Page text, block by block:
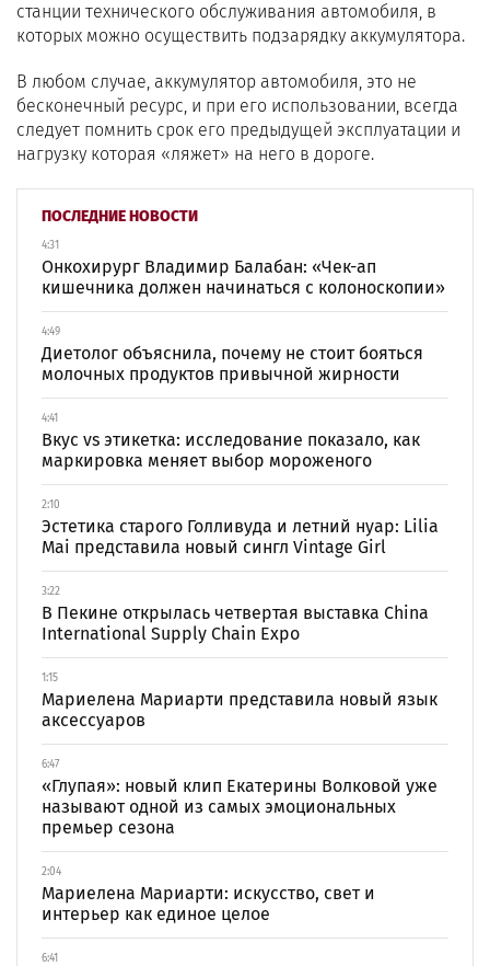
ПОСЛЕДНИЕ НОВОСТИ
4:31
Онкохирург Владимир Балабан: «Чек-ап
кишечника должен начинаться с колоноскопии»
4:49
Диетолог объяснила, почему не стоит бояться
молочных продуктов привычной жирности
4:41
Вкус vs этикетка: исследование показало, как
маркировка меняет выбор мороженого
2:10
Эстетика старого Голливуда и летний нуар: Lilia
Mai представила новый сингл Vintage Girl
3:22
В Пекине открылась четвертая выставка China
International Supply Chain Expo
1:15
Мариелена Мариарти представила новый язык
аксессуаров
6:47
«Глупая»: новый клип Екатерины Волковой уже
называют одной из самых эмоциональных
премьер сезона
2:04
Мариелена Мариарти: искусство, свет и
интерьер как единое целое
6:41
станции технического обслуживания автомобиля, в
которых можно осуществить подзарядку аккумулятора.
В любом случае, аккумулятор автомобиля, это не
бесконечный ресурс, и при его использовании, всегда
следует помнить срок его предыдущей эксплуатации и
нагрузку которая «ляжет» на него в дороге.